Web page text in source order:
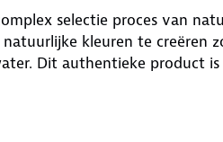
selectie proces van
kleuren te creëren
Dit authentieke product is